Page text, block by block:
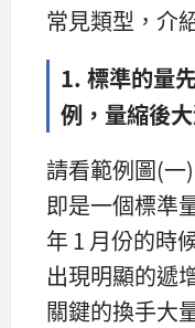
常見類型，介
1. 標準的量
例，量縮後
請看範例圖(一)
即是一個標準
年 1 月份的時
出現明顯的遞
關鍵的換手大